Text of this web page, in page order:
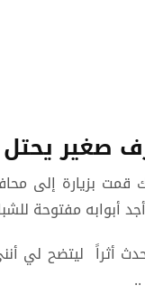
صغير يحتل
قمت بزيارة إلى
أبوابه مفتوحة
أثراً ليتضح لي